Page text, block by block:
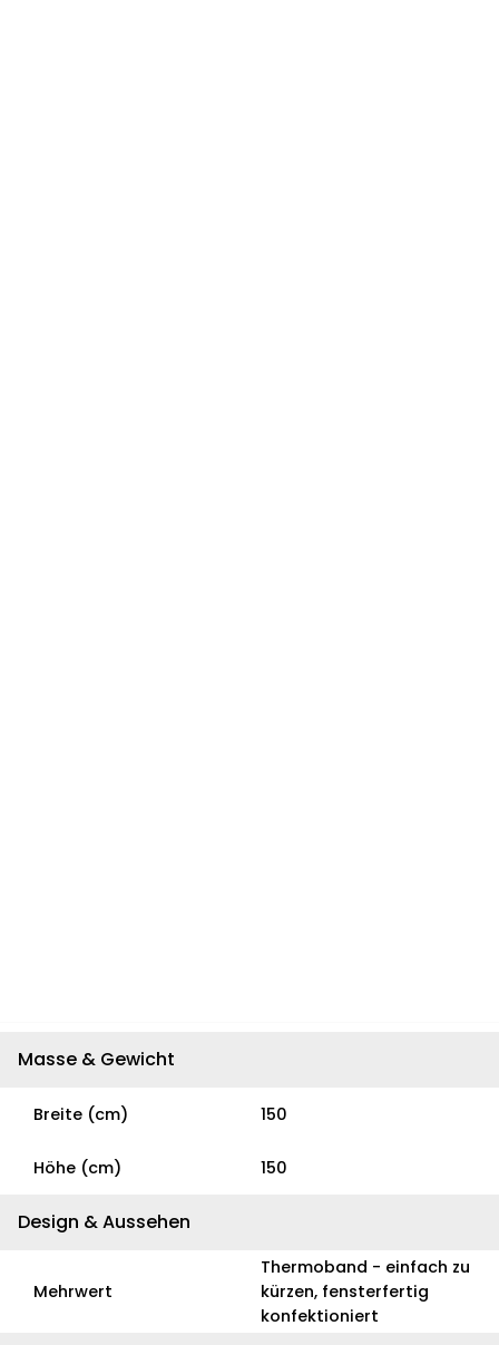
Masse & Gewicht
Breite (cm) 150
Höhe (cm) 150
Design & Aussehen
Mehrwert
Thermoband - einfach zu
kürzen, fensterfertig
konfektioniert